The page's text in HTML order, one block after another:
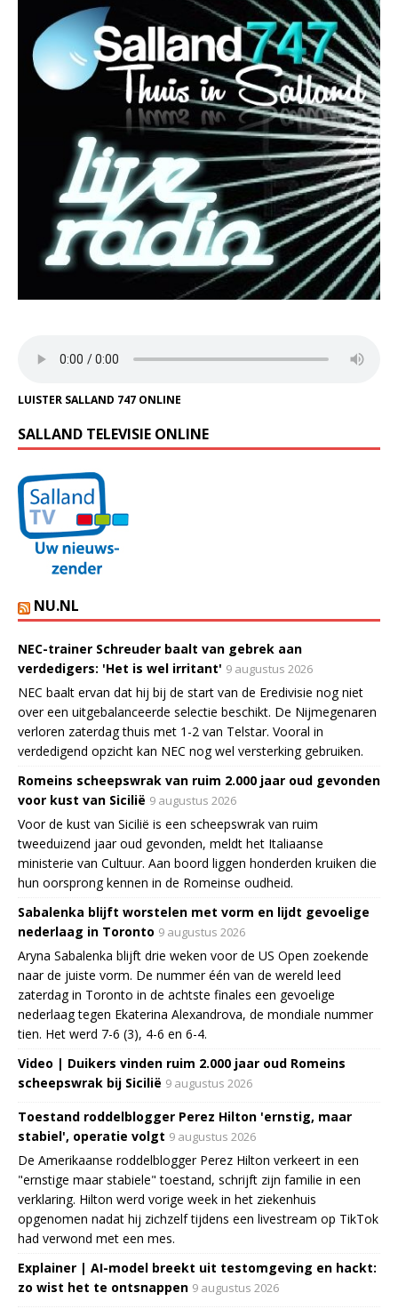
LUISTER SALLAND 747 ONLINE
SALLAND TELEVISIE ONLINE
NU.NL
NEC-trainer Schreuder baalt van gebrek aan
verdedigers: 'Het is wel irritant' 9 augustus 2026
NEC baalt ervan dat hij bij de start van de Eredivisie nog niet
over een uitgebalanceerde selectie beschikt. De Nijmegenaren
verloren zaterdag thuis met 1-2 van Telstar. Vooral in
verdedigend opzicht kan NEC nog wel versterking gebruiken.
Romeins scheepswrak van ruim 2.000 jaar oud gevonden
voor kust van Sicilië 9 augustus 2026
Voor de kust van Sicilië is een scheepswrak van ruim
tweeduizend jaar oud gevonden, meldt het Italiaanse
ministerie van Cultuur. Aan boord liggen honderden kruiken die
hun oorsprong kennen in de Romeinse oudheid.
Sabalenka blijft worstelen met vorm en lijdt gevoelige
nederlaag in Toronto 9 augustus 2026
Aryna Sabalenka blijft drie weken voor de US Open zoekende
naar de juiste vorm. De nummer één van de wereld leed
zaterdag in Toronto in de achtste finales een gevoelige
nederlaag tegen Ekaterina Alexandrova, de mondiale nummer
tien. Het werd 7-6 (3), 4-6 en 6-4.
Video | Duikers vinden ruim 2.000 jaar oud Romeins
scheepswrak bij Sicilië 9 augustus 2026
Toestand roddelblogger Perez Hilton 'ernstig, maar
stabiel', operatie volgt 9 augustus 2026
De Amerikaanse roddelblogger Perez Hilton verkeert in een
"ernstige maar stabiele" toestand, schrijft zijn familie in een
verklaring. Hilton werd vorige week in het ziekenhuis
opgenomen nadat hij zichzelf tijdens een livestream op TikTok
had verwond met een mes.
Explainer | AI-model breekt uit testomgeving en hackt:
zo wist het te ontsnappen 9 augustus 2026